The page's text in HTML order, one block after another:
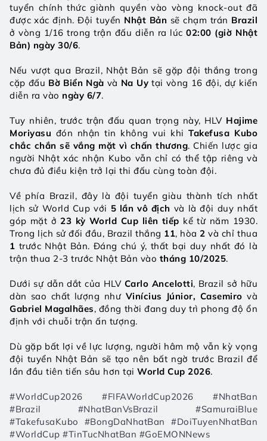
tuyển chính thức giành quyền vào vòng knock-out đã
được xác định. Đội tuyển Nhật Bản sẽ chạm trán Brazil
ở vòng 1/16 trong trận đấu diễn ra lúc 02:00 (giờ Nhật
Bản) ngày 30/6.
Nếu vượt qua Brazil, Nhật Bản sẽ gặp đội thắng trong
cặp đấu Bờ Biển Ngà và Na Uy tại vòng 16 đội, dự kiến
diễn ra vào ngày 6/7.
Tuy nhiên, trước trận đấu quan trọng này, HLV Hajime
Moriyasu đón nhận tin không vui khi Takefusa Kubo
chắc chắn sẽ vắng mặt vì chấn thương. Chiến lược gia
người Nhật xác nhận Kubo vẫn chỉ có thể tập riêng và
chưa đủ điều kiện trở lại thi đấu cùng toàn đội.
Về phía Brazil, đây là đội tuyển giàu thành tích nhất
lịch sử World Cup với 5 lần vô địch và là đội duy nhất
góp mặt ở 23 kỳ World Cup liên tiếp kể từ năm 1930.
Trong lịch sử đối đầu, Brazil thắng 11, hòa 2
1 trước Nhật Bản. Đáng chú ý, thất bại duy nhất đó là
trận thua 2-3 trước Nhật Bản vào tháng 10/2025.
Dưới sự dẫn dắt của HLV Carlo Ancelotti, Brazil sở hữu
dàn sao chất lượng như Vinícius Júnior, Casemiro
Gabriel Magalhães, đồng thời đang duy trì phong độ ổn
định với chuỗi trận ấn tượng.
Dù gặp bất lợi về lực lượng, người hâm mộ vẫn kỳ vọng
đội tuyển Nhật Bản sẽ tạo nên bất ngờ trước Brazil để
lần đầu tiên tiến sâu hơn tại World Cup 2026.
#WorldCup2026 #FIFAWorldCup2026 #NhatBan
#Brazil #NhatBanVsBrazil #SamuraiBlue
#TakefusaKubo #BongDaNhatBan #DoiTuyenNhatBan
#WorldCup #TinTucNhatBan #GoEMONNews